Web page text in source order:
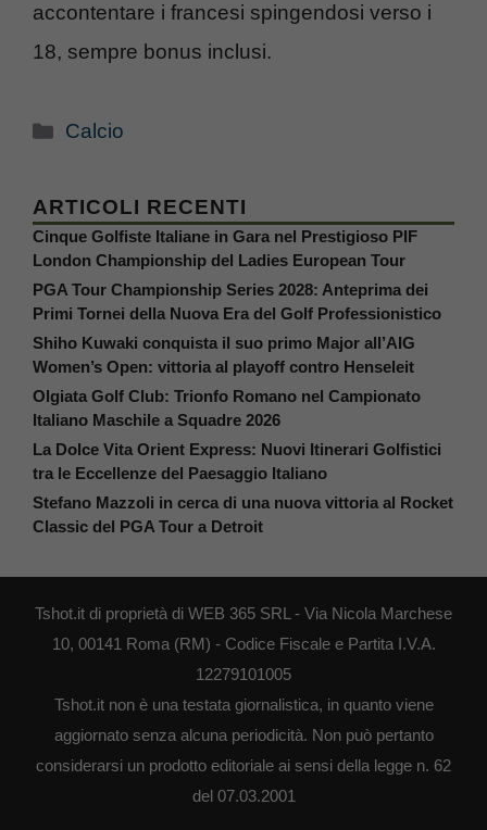
accontentare i francesi spingendosi verso i
18, sempre bonus inclusi.
Categorie
Calcio
ARTICOLI RECENTI
Cinque Golfiste Italiane in Gara nel Prestigioso PIF
London Championship del Ladies European Tour
PGA Tour Championship Series 2028: Anteprima dei
Primi Tornei della Nuova Era del Golf Professionistico
Shiho Kuwaki conquista il suo primo Major all’AIG
Women’s Open: vittoria al playoff contro Henseleit
Olgiata Golf Club: Trionfo Romano nel Campionato
Italiano Maschile a Squadre 2026
La Dolce Vita Orient Express: Nuovi Itinerari Golfistici
tra le Eccellenze del Paesaggio Italiano
Stefano Mazzoli in cerca di una nuova vittoria al Rocket
Classic del PGA Tour a Detroit
Tshot.it di proprietà di WEB 365 SRL - Via Nicola Marchese
10, 00141 Roma (RM) - Codice Fiscale e Partita I.V.A.
12279101005
Tshot.it non è una testata giornalistica, in quanto viene
aggiornato senza alcuna periodicità. Non può pertanto
considerarsi un prodotto editoriale ai sensi della legge n. 62
del 07.03.2001